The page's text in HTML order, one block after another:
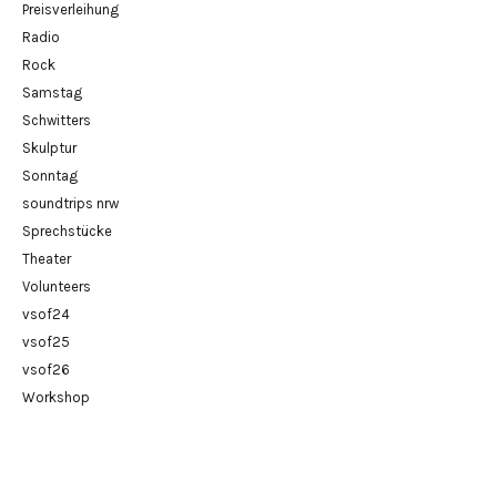
Preisverleihung
Radio
Rock
Samstag
Schwitters
Skulptur
Sonntag
soundtrips nrw
Sprechstücke
Theater
Volunteers
vsof24
vsof25
vsof26
Workshop